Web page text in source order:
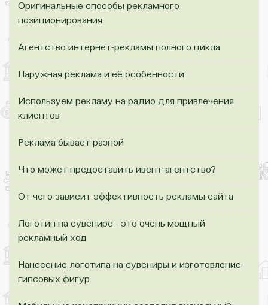
Оригинальные способы рекламного
позиционирования
Агентство интернет-рекламы полного цикла
Наружная реклама и её особенности
Используем рекламу на радио для привлечения
клиентов
Реклама бывает разной
Что может предоставить ивент-агентство?
От чего зависит эффективность рекламы сайта
Логотип на сувенире - это очень мощный
рекламный ход
Нанесение логотипа на сувениры и изготовление
гипсовых фигур